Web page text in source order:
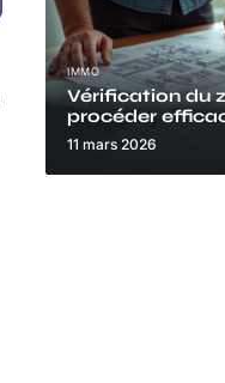
IMMO
Vérification du
procéder
11 mars 2026